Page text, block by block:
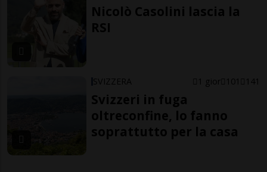
Nicolò Casolini lascia la
RSI
SVIZZERA 1 gior 101 141
Svizzeri in fuga
oltreconfine, lo fanno
soprattutto per la casa